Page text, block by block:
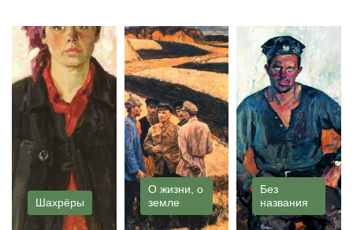
Шахрёры
О жизни, о
земле
Без
названия